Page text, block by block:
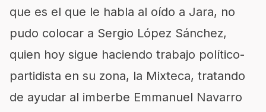
que es el que le habla al oído a Jara, no
pudo colocar a Sergio López Sánchez,
quien hoy sigue haciendo trabajo político-
partidista en su zona, la Mixteca, tratando
de ayudar al imberbe Emmanuel Navarro